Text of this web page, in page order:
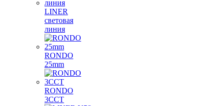
LINER
световая
линия
RONDO
25mm
RONDO
3CCT